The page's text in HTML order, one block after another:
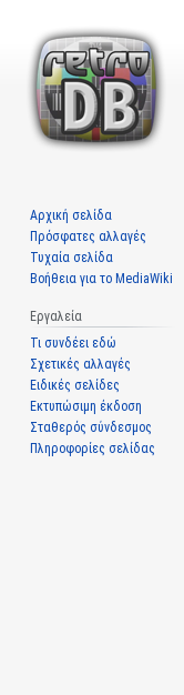
Αρχική σελίδα
Πρόσφατες αλλαγές
Τυχαία σελίδα
Βοήθεια για το MediaWiki
Εργαλεία
Τι συνδέει εδώ
Σχετικές αλλαγές
Ειδικές σελίδες
Εκτυπώσιμη έκδοση
Σταθερός σύνδεσμος
Πληροφορίες σελίδας